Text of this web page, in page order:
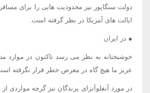
دولت سنگاپور نیز محدودیت هایی را برای
ایالت های آمریکا در نظر گرفته است.
● در ایران
خوشبختانه به نظر می رسد تاکنون در موارد
عزیز ما هیچ گاه در معرض خطر قرار نگرفته
در مورد آنفلوآنزای پرندگان نیز گرچه مواردی